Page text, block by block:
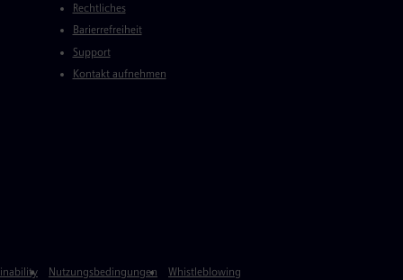
Rechtliches
Barierrefreiheit
Support
Kontakt aufnehmen
Nutzungsbedingungen Whistleblowing